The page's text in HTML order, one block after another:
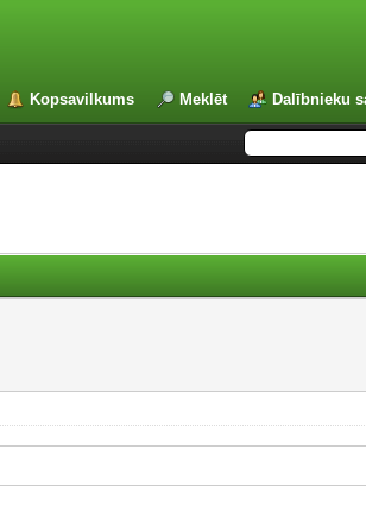
Kopsavilkums Meklēt Dalībnieku